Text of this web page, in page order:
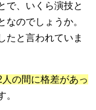
で、いくら演技と
のでしょうか。
たと言われていま
人の間に格差があっ
。